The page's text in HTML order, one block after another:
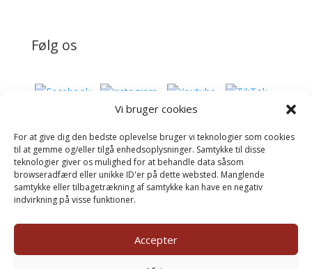
Vi bruger cookies
For at give dig den bedste oplevelse bruger vi teknologier som cookies
til at gemme og/eller tilgå enhedsoplysninger. Samtykke til disse
teknologier giver os mulighed for at behandle data såsom
browseradfærd eller unikke ID'er på dette websted. Manglende
samtykke eller tilbagetrækning af samtykke kan have en negativ
indvirkning på visse funktioner.
Accepter
Følg os
Donér til Inges Kattehjem
Donér